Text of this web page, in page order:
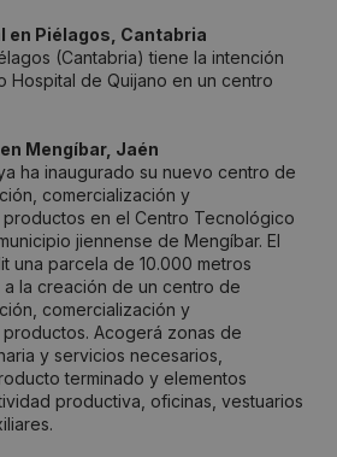
Piélagos, Cantabria
(Cantabria) tiene la intención
Hospital de Quijano en un centro
Mengíbar, Jaén
ha inaugurado su nuevo centro de
comercialización y
productos en el Centro Tecnológico
jiennense de Mengíbar. El
una parcela de 10.000 metros
la creación de un centro de
comercialización y
Acogerá zonas de
y servicios necesarios,
terminado y elementos
productiva, oficinas, vestuarios